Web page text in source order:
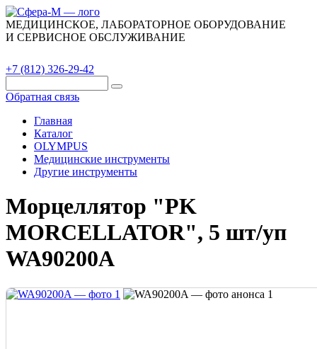
МЕДИЦИНСКОЕ, ЛАБОРАТОРНОЕ ОБОРУДОВАНИЕ
И СЕРВИСНОЕ ОБСЛУЖИВАНИЕ
+7 (812) 326-29-42
Обратная связь
Главная
Каталог
OLYMPUS
Медицинские инструменты
Другие инструменты
Морцеллятор "PK
MORCELLATOR", 5 шт/уп
WA90200A